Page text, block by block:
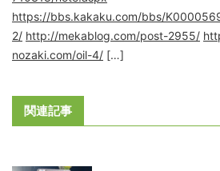
https://bbs.kakaku.com/bbs/
2/ http://mekablog.com/post-2955/
nozaki.com/oil-4/ […]
関連記事